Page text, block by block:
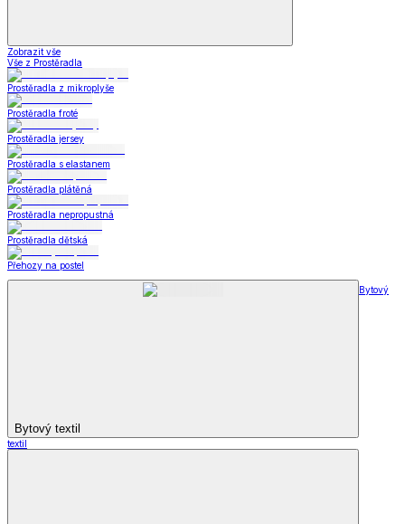
Zobrazit vše
Vše z Prostěradla
Prostěradla z mikroplyše
Prostěradla froté
Prostěradla jersey
Prostěradla s elastanem
Prostěradla plátěná
Prostěradla nepropustná
Prostěradla dětská
Přehozy na postel
Bytový textil
Bytový
textil